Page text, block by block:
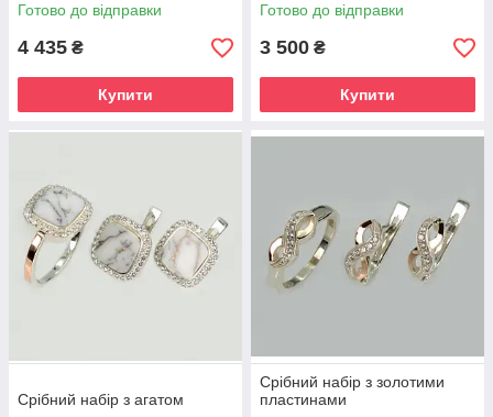
Готово до відправки
4 435 ₴
Купити
Готово до відправки
3 500 ₴
Купити
Срібний набір з агатом
Срібний набір з золотими
пластинами